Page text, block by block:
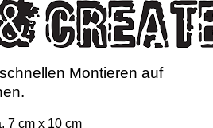
Montieren auf
7 cm x 10 cm